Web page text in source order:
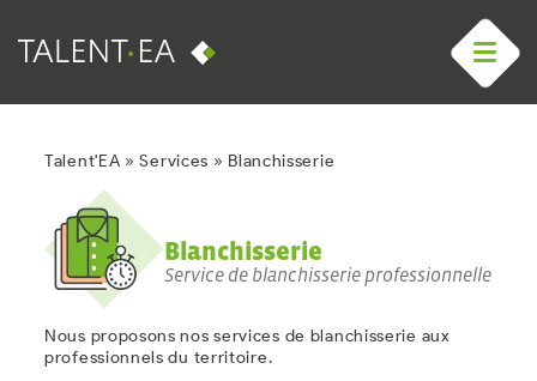
Talent'EA »Services » Blanchisserie
Blanchisserie
Service de blanchisserie professionnelle
Nous proposons nos services de blanchisserie aux
professionnels du territoire.